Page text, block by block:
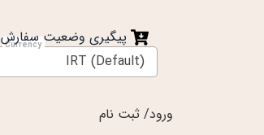
پیگیری وضعیت سفارش
IRT (Default)
ورود/ ثبت نام